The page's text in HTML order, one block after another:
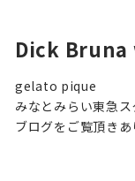
Dick Bruna
gelato pique
みなとみらい東急
ブログをご覧頂きあ